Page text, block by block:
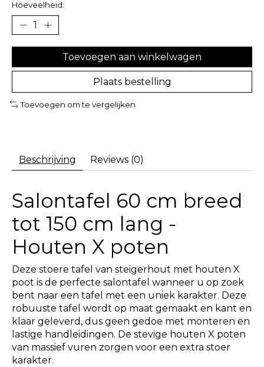
Hoeveelheid:
Toevoegen aan winkelwagen
Plaats bestelling
Toevoegen om te vergelijken
Beschrijving Reviews (0)
Salontafel 60 cm breed
tot 150 cm lang -
Houten X poten
Deze stoere tafel van steigerhout met houten X
poot is de perfecte salontafel wanneer u op zoek
bent naar een tafel met een uniek karakter. Deze
robuuste tafel wordt op maat gemaakt en kant en
klaar geleverd, dus geen gedoe met monteren en
lastige handleidingen. De stevige houten X poten
van massief vuren zorgen voor een extra stoer
karakter.